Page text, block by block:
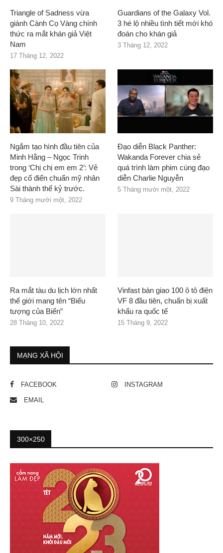
Triangle of Sadness vừa
giành Cành Cọ Vàng chính
thức ra mắt khán giả Việt
Nam
17 Tháng 12, 2022
Guardians of the Galaxy Vol.
3 hé lộ nhiều tình tiết mới khó
đoán cho khán giả
3 Tháng 12, 2022
Ngắm tạo hình đầu tiên của
Minh Hằng – Ngọc Trinh
trong ‘Chị chị em em 2’: Vẻ
đẹp cổ điển chuẩn mỹ nhân
Sài thành thế kỷ trước.
9 Tháng mười một, 2022
Đạo diễn Black Panther:
Wakanda Forever chia sẻ
quá trình làm phim cùng đạo
diễn Charlie Nguyễn
5 Tháng mười một, 2022
Ra mắt tàu du lịch lớn nhất
thế giới mang tên “Biểu
tượng của Biển”
28 Tháng 10, 2022
Vinfast bàn giao 100 ô tô điện
VF 8 đầu tiên, chuẩn bị xuất
khẩu ra quốc tế
15 Tháng 9, 2022
MẠNG XÃ HỘI
FACEBOOK INSTAGRAM
EMAIL
300×250